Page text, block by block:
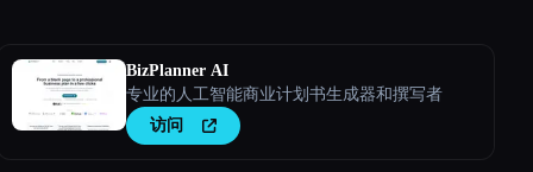
BizPlanner AI
专业的人工智能商业计划书生成器和撰写者
访问